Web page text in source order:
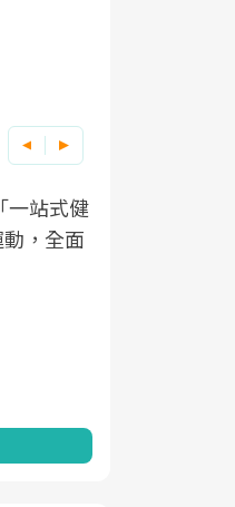
出發，
建立對
善行